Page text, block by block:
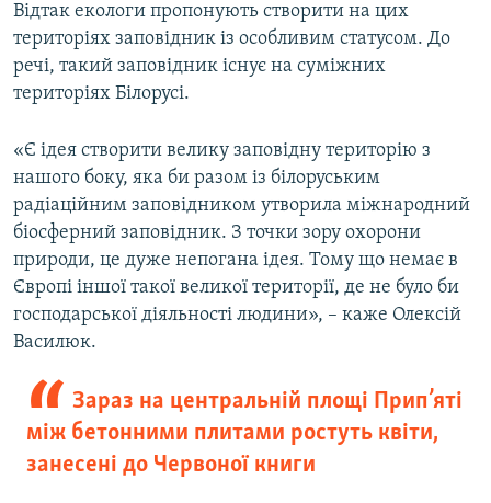
Відтак екологи пропонують створити на цих
територіях заповідник із особливим статусом. До
речі, такий заповідник існує на суміжних
територіях Білорусі.
«Є ідея створити велику заповідну територію з
нашого боку, яка би разом із білоруським
радіаційним заповідником утворила міжнародний
біосферний заповідник. З точки зору охорони
природи, це дуже непогана ідея. Тому що немає в
Європі іншої такої великої території, де не було би
господарської діяльності людини», – каже Олексій
Василюк.
Зараз на центральній площі Прип’яті
між бетонними плитами ростуть квіти,
занесені до Червоної книги